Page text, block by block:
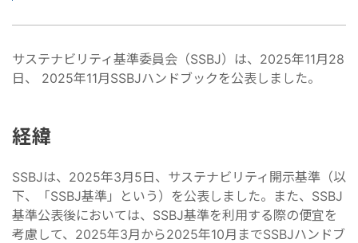
サステナビリティ基準委員会（SSBJ）は、2025年11月28
日、 2025年11月SSBJハンドブックを公表しました。
経緯
SSBJは、2025年3月5日、サステナビリティ開示基準（以
下、「SSBJ基準」という）を公表しました。また、SSBJ
基準公表後においては、SSBJ基準を利用する際の便宜を
考慮して、2025年3月から2025年10月までSSBJハンドブ